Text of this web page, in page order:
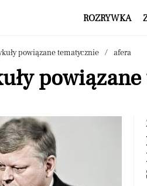
ROZRYWKA
powiązane tematycznie afera